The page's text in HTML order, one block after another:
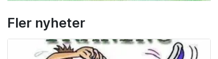
Fler nyheter